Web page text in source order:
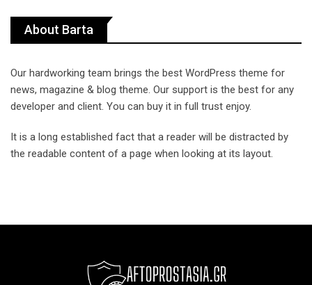
About Barta
Our hardworking team brings the best WordPress theme for
news, magazine & blog theme. Our support is the best for any
developer and client. You can buy it in full trust enjoy.
It is a long established fact that a reader will be distracted by
the readable content of a page when looking at its layout.